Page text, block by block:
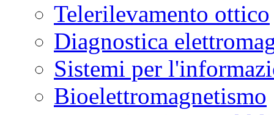
Telerilevamento ottico
Diagnostica
Sistemi per
Bioelettromagnetismo